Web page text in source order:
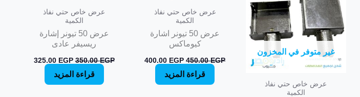
غير متوفر في المخزون
عرض خاص حتي نفاذ
الكمية
عرض خاص حتي نفاذ
الكمية
عرض 50 تيونر اشارة
كيوماكس
450.00EGP
400.00 EGP
قراءة المزيد
عرض خاص حتي نفاذ
الكمية
عرض 50 تيونر إشارة
ريسيفر عادى
350.00EGP
325.00 EGP
قراءة المزيد